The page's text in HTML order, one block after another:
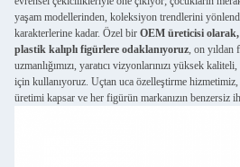
yaşam modellerinden, koleksiyon trendlerini
karakterlerine kadar. Özel bir OEM üreticisi olarak,
plastik kalıplı figürlere odaklanıyoruz, on yıldan
uzmanlığımızı, yaratıcı vizyonlarınızı yüksek
için kullanıyoruz. Uçtan uca özelleştirme
üretimi kapsar ve her figürün markanızın benzersiz